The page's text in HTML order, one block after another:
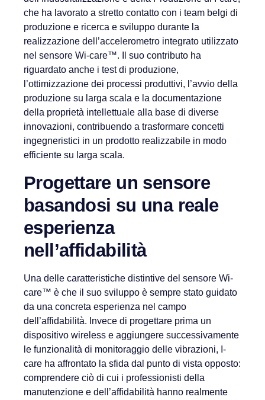
che ha lavorato a stretto contatto con i team belgi di
produzione e ricerca e sviluppo durante la
realizzazione dell’accelerometro integrato utilizzato
nel sensore Wi-care™. Il suo contributo ha
riguardato anche i test di produzione,
l’ottimizzazione dei processi produttivi, l’avvio della
produzione su larga scala e la documentazione
della proprietà intellettuale alla base di diverse
innovazioni, contribuendo a trasformare concetti
ingegneristici in un prodotto realizzabile in modo
efficiente su larga scala.
Progettare un sensore
basandosi su una reale
esperienza
nell’affidabilità
Una delle caratteristiche distintive del sensore Wi-
care™ è che il suo sviluppo è sempre stato guidato
da una concreta esperienza nel campo
dell’affidabilità. Invece di progettare prima un
dispositivo wireless e aggiungere successivamente
le funzionalità di monitoraggio delle vibrazioni, I-
care ha affrontato la sfida dal punto di vista opposto:
comprendere ciò di cui i professionisti della
manutenzione e dell’affidabilità hanno realmente